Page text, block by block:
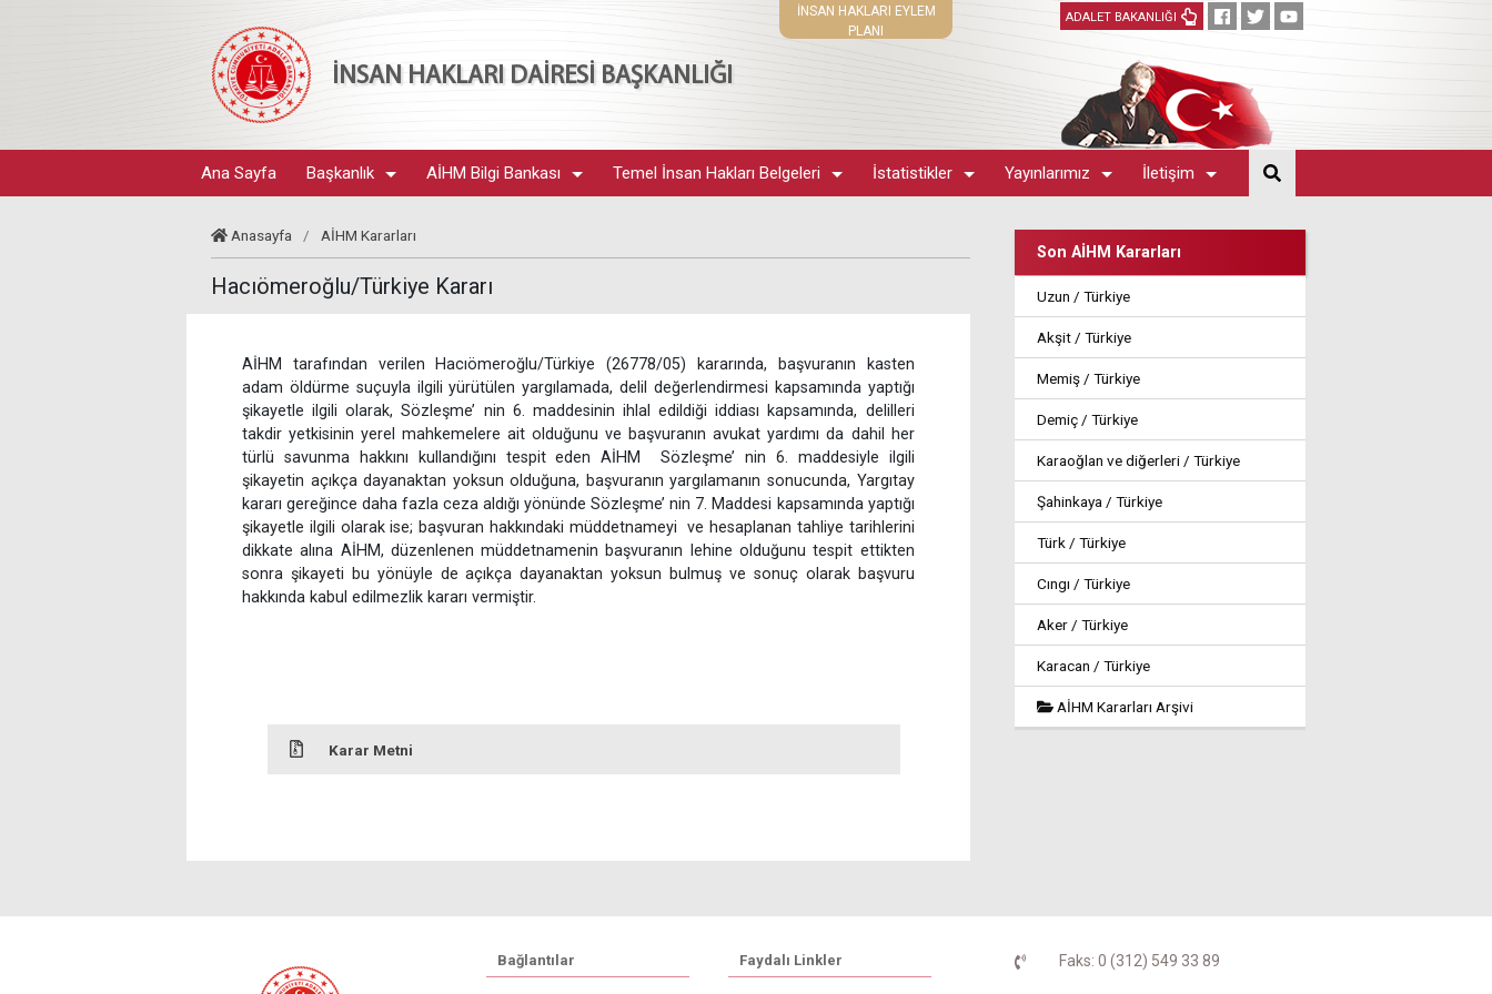
İNSAN HAKLARI DAİRESİ BAŞKANLIĞI
İNSAN HAKLARI EYLEM
PLANI
ADALET BAKANLIĞI
Ana Sayfa Başkanlık AİHM Bilgi Bankası Temel İnsan Hakları Belgeleri İstatistikler Yayınlarımız İletişim
Anasayfa / AİHM Kararları
Hacıömeroğlu/Türkiye Kararı
AİHM tarafından verilen Hacıömeroğlu/Türkiye (26778/05) kararında, başvuranın kasten
adam öldürme suçuyla ilgili yürütülen yargılamada, delil değerlendirmesi kapsamında yaptığı
şikayetle ilgili olarak, Sözleşme’ nin 6. maddesinin ihlal edildiği iddiası kapsamında, delilleri
takdir yetkisinin yerel mahkemelere ait olduğunu ve başvuranın avukat yardımı da dahil her
türlü savunma hakkını kullandığını tespit eden AİHM Sözleşme’ nin 6. maddesiyle ilgili
şikayetin açıkça dayanaktan yoksun olduğuna, başvuranın yargılamanın sonucunda, Yargıtay
kararı gereğince daha fazla ceza aldığı yönünde Sözleşme’ nin 7. Maddesi kapsamında yaptığı
şikayetle ilgili olarak ise; başvuran hakkındaki müddetnameyi ve hesaplanan tahliye tarihlerini
dikkate alına AİHM, düzenlenen müddetnamenin başvuranın lehine olduğunu tespit ettikten
sonra şikayeti bu yönüyle de açıkça dayanaktan yoksun bulmuş ve sonuç olarak başvuru
hakkında kabul edilmezlik kararı vermiştir.
Karar Metni
Son AİHM Kararları
Uzun / Türkiye
Akşit / Türkiye
Memiş / Türkiye
Demiç / Türkiye
Karaoğlan ve diğerleri / Türkiye
Şahinkaya / Türkiye
Türk / Türkiye
Cıngı / Türkiye
Aker / Türkiye
Karacan / Türkiye
AİHM Kararları Arşivi
Bağlantılar Faydalı Linkler Faks: 0 (312) 549 33 89